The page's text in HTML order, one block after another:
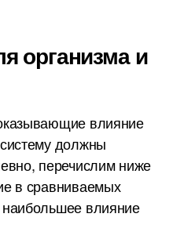
организма и
влияние
должны
перечислим ниже
в сравниваемых
влияние